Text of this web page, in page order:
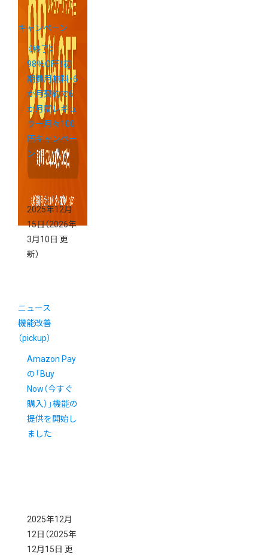
キャンペーン
《終了》
98％OFF！初
期費用無料・6
か月契約で6
か月間レギュ
ラー月々100
円キャンペー
ン
2025年12月
15日（2026年
3月10日 更
新）
ニュース
機能改善
（pickup）
Amazon Pay
の「Buy
Now（今すぐ
購入）」機能の
提供を開始し
ました
2025年12月
12日 （2025年
12月15日 更